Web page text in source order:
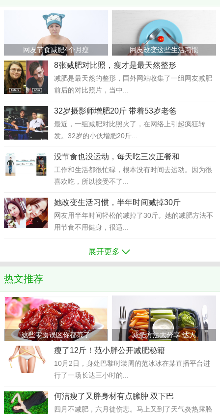
网友节食减肥4个月瘦 网友改变这些生活习惯
8张减肥对比照，瘦才是最天然整形
减肥是最天然的整形，国外网站收集了一组网友减肥
前后的对比照片，当中...
32岁摄影师增肥20斤 带着53岁老爸
最近，一组减肥对比照火了，在网络上引起疯狂转
发。32岁的小伙增肥20斤...
没节食也没运动，每天吃三次正餐和
工作和生活都很忙碌，根本没有时间去运动。因为很
喜欢吃，所以接受不了...
她改变生活习惯，半年时间减掉30斤
网友用半年时间轻松的减掉了30斤。她的减肥方法不
用节食不用健身，很适...
展开更多
热文推荐
这些零食误区你都范了 减肥方法大分享 达人
瘦了12斤！范小胖公开减肥秘籍
10月2日，身处巴黎时装周的范冰冰在某直播平台进
行了一场长达三小时的...
何洁瘦了又胖身材有点臃肿 双下巴
四月不减肥，六月徒伤悲。马上又到了天气炎热露胳